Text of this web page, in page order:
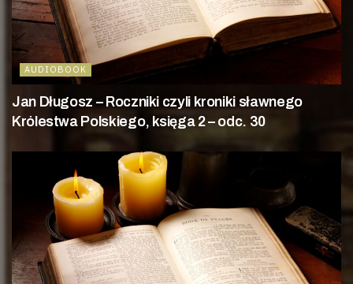
AUDIOBOOK
Jan Długosz – Roczniki czyli kroniki sławnego
Królestwa Polskiego, księga 2 – odc. 30